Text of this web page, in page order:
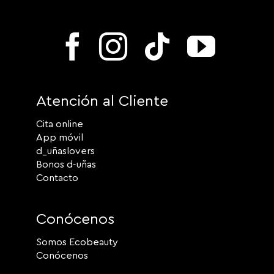
Atención al Cliente
Cita online
App móvil
d_uñaslovers
Bonos d-uñas
Contacto
Conócenos
Somos Ecobeauty
Conócenos